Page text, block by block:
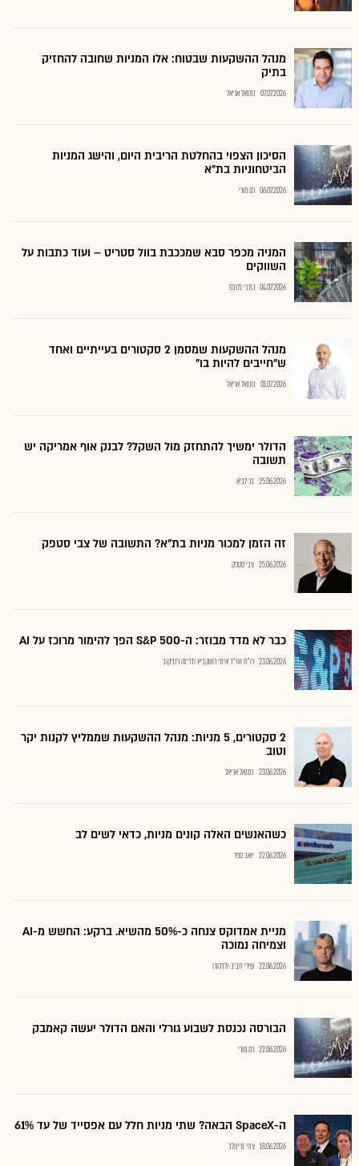
מנהל ההשקעות שבטוח: אלו המניות שחובה להחזיק
בתיק
07.07.2026 נתנאל אריאל
הסיכון הצפוי בהחלטת הריבית היום, והישג המניות
הביטחוניות בת"א
06.07.2026 רם מורי
המניה מכפר סבא שמככבת בוול סטריט – ועוד כתבות על
השווקים
04.07.2026 כתבי גלובס
מנהל ההשקעות שמסמן 2 סקטורים בעייתיים ואחד
ש"חייבים להיות בו"
01.07.2026 נתנאל אריאל
הדולר ימשיך להתחזק מול השקל? לבנק אוף אמריקה יש
תשובה
25.06.2026 בר לביא
זה הזמן למכור מניות בת"א? התשובה של צבי סטפק
25.06.2026 צבי סטפק
כבר לא מדד מבוזר: ה-S&P 500 הפך להימור מרוכז על AI
23.06.2026 רו"ח ועו"ד איתי רושקביץ ודרינה רזניקוב
2 סקטורים, 5 מניות: מנהל ההשקעות שממליץ לקנות יקר
וטוב
23.06.2026 נתנאל אריאל
כשהאנשים האלה קונים מניות, כדאי לשים לב
22.06.2026 יואב ספר
מניית אמדוקס צנחה כ-50% מהשיא. ברקע: החשש מ-AI
וצמיחה נמוכה
22.06.2026 שירי חביב-ולדהורן
הבורסה נכנסת לשבוע גורלי והאם הדולר יעשה קאמבק
22.06.2026 רם מורי
ה-SpaceX הבאה? שתי מניות חלל עם אפסייד של עד 61%
18.06.2026 צחי גרינולד